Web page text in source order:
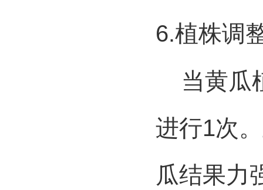
6.植株调
当黄瓜
进行1次
瓜结果力